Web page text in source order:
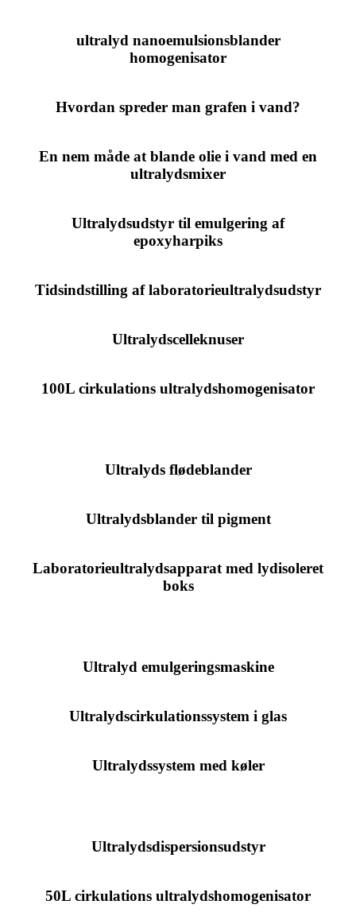
ultralyd nanoemulsionsblander
homogenisator
Hvordan spreder man grafen i vand?
En nem måde at blande olie i vand med en
ultralydsmixer
Ultralydsudstyr til emulgering af
epoxyharpiks
Tidsindstilling af laboratorieultralydsudstyr
Ultralydscelleknuser
100L cirkulations ultralydshomogenisator
Ultralyds flødeblander
Ultralydsblander til pigment
Laboratorieultralydsapparat med lydisoleret
boks
Ultralyd emulgeringsmaskine
Ultralydscirkulationssystem i glas
Ultralydssystem med køler
Ultralydsdispersionsudstyr
50L cirkulations ultralydshomogenisator